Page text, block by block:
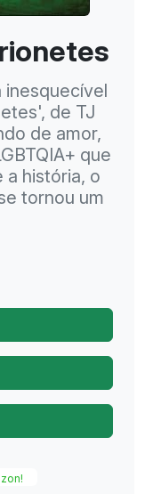
inesquecível
de TJ
de amor,
que
a história, o
tornou um